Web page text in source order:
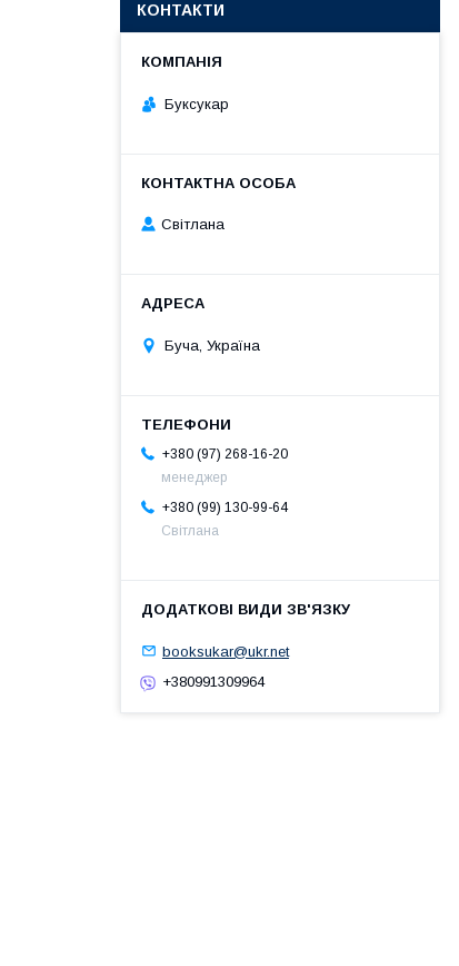
КОНТАКТИ
Буксукар
Світлана
Буча, Україна
+380 (97) 268-16-20
менеджер
+380 (99) 130-99-64
Світлана
booksukar@ukr.net
+380991309964